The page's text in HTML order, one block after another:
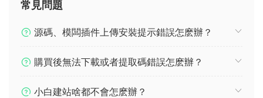
常見問題
源碼、模闆插件上傳安裝提示錯誤怎麽辦？
購買後無法下載或者提取碼錯誤怎麽辦？
小白建站啥都不會怎麽辦？